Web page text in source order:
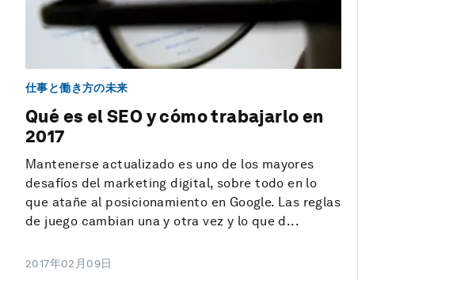
仕事と働き方の未来
Qué es el SEO y cómo trabajarlo en
2017
Mantenerse actualizado es uno de los mayores
desafíos del marketing digital, sobre todo en lo
que atañe al posicionamiento en Google. Las reglas
de juego cambian una y otra vez y lo que d...
2017年02月09日